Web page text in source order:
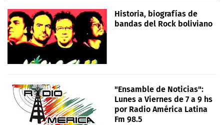
Historia, biografías de
bandas del Rock boliviano
"Ensamble de Noticias":
Lunes a Viernes de 7 a 9 hs
por Radio América Latina
Fm 98.5